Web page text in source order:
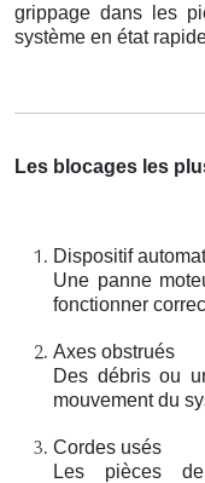
grippage dans les
système en état
Les blocages les
Dispositif
Une panne
fonctionner
Axes obstrués
Des débris ou
mouvement du
Cordes usés
Les pièces